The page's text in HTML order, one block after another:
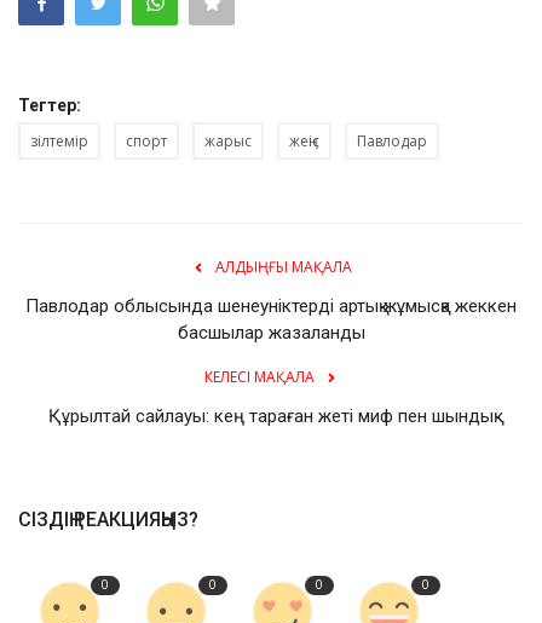
Тегтер:
зілтемір спорт жарыс жеңіс Павлодар
АЛДЫҢҒЫ МАҚАЛА
Павлодар облысында шенеуніктерді артық жұмысқа жеккен
басшылар жазаланды
КЕЛЕСІ МАҚАЛА
Құрылтай сайлауы: кең тараған жеті миф пен шындық
СІЗДІҢ РЕАКЦИЯҢЫЗ?
0 0 0 0